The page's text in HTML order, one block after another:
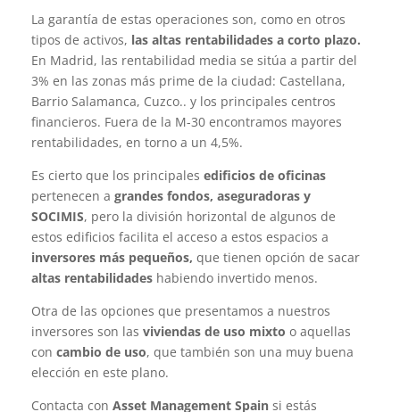
La garantía de estas operaciones son, como en otros
tipos de activos, las altas rentabilidades a corto plazo.
En Madrid, las rentabilidad media se sitúa a partir del
3% en las zonas más prime de la ciudad: Castellana,
Barrio Salamanca, Cuzco.. y los principales centros
financieros. Fuera de la M-30 encontramos mayores
rentabilidades, en torno a un 4,5%.
Es cierto que los principales edificios de oficinas
pertenecen a grandes fondos, aseguradoras y
SOCIMIS, pero la división horizontal de algunos de
estos edificios facilita el acceso a estos espacios a
inversores más pequeños, que tienen opción de sacar
altas rentabilidades habiendo invertido menos.
Otra de las opciones que presentamos a nuestros
inversores son las viviendas de uso mixto o aquellas
con cambio de uso, que también son una muy buena
elección en este plano.
Contacta con Asset Management Spain si estás